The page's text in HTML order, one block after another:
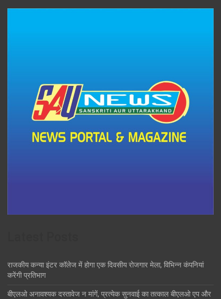
राजकीय कन्या इंटर कॉलेज में होगा एक दिवसीय रोजगार मेला, विभिन्न कंपनियां
करेंगी प्रतिभाग
बीएलओ अनावश्यक दस्तावेज न मांगें, प्रत्येक सुनवाई का तत्काल बीएलओ एप और